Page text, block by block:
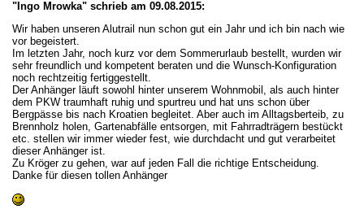
"Ingo Mrowka" schrieb am 09.08.2015:
Wir haben unseren Alutrail nun schon gut ein Jahr und ich bin nach wie
vor begeistert.
Im letzten Jahr, noch kurz vor dem Sommerurlaub bestellt, wurden wir
sehr freundlich und kompetent beraten und die Wunsch-Konfiguration
noch rechtzeitig fertiggestellt.
Der Anhänger läuft sowohl hinter unserem Wohnmobil, als auch hinter
dem PKW traumhaft ruhig und spurtreu und hat uns schon über
Bergpässe bis nach Kroatien begleitet. Aber auch im Alltagsberteib, zu
Brennholz holen, Gartenabfälle entsorgen, mit Fahrradträgern bestückt
etc. stellen wir immer wieder fest, wie durchdacht und gut verarbeitet
dieser Anhänger ist.
Zu Kröger zu gehen, war auf jeden Fall die richtige Entscheidung.
Danke für diesen tollen Anhänger